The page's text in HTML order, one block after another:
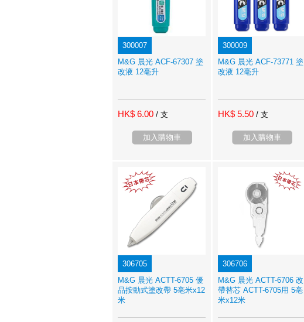
300007
M&G 晨光 ACF-67307 塗
改液 12亳升
HK$ 6.00 / 支
加入購物車
300009
M&G 晨光 ACF-73771 塗
改液 12亳升
HK$ 5.50 / 支
加入購物車
306705
M&G 晨光 ACTT-6705 優
品按動式塗改帶 5亳米x12
米
306706
M&G 晨光 ACTT-6706 改
帶替芯 ACTT-6705用 5亳
米x12米